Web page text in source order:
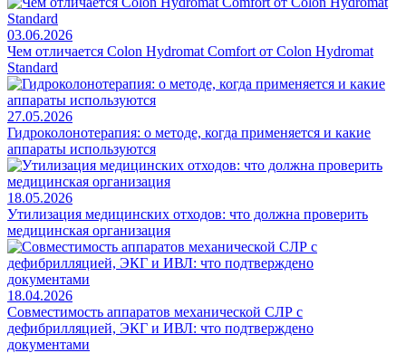
03.06.2026
Чем отличается Colon Hydromat Comfort от Colon Hydromat
Standard
27.05.2026
Гидроколонотерапия: о методе, когда применяется и какие
аппараты используются
18.05.2026
Утилизация медицинских отходов: что должна проверить
медицинская организация
18.04.2026
Совместимость аппаратов механической СЛР с
дефибрилляцией, ЭКГ и ИВЛ: что подтверждено
документами